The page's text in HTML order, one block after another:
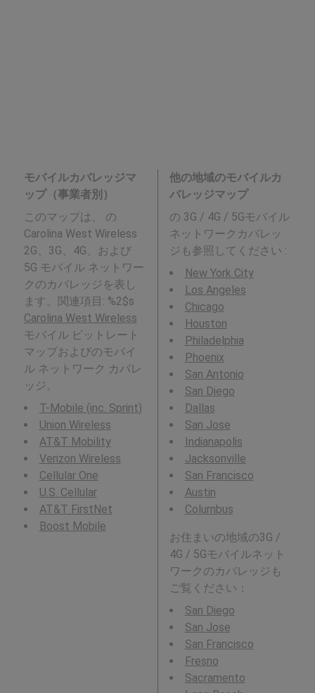
モバイルカバレッジマ
ップ（事業者別）
このマップは、 の
Carolina West Wireless
2G、3G、4G、および
5G モバイル ネットワー
クのカバレッジを表し
ます。関連項目: %2$s
Carolina West Wireless
モバイル ビットレート
マップおよびのモバイ
ル ネットワーク カバレ
ッジ。
T-Mobile (inc. Sprint)
Union Wireless
AT&T Mobility
Verizon Wireless
Cellular One
U.S. Cellular
AT&T FirstNet
Boost Mobile
他の地域のモバイルカ
バレッジマップ
の 3G / 4G / 5Gモバイル
ネットワークカバレッ
ジも参照してください :
New York City
Los Angeles
Chicago
Houston
Philadelphia
Phoenix
San Antonio
San Diego
Dallas
San Jose
Indianapolis
Jacksonville
San Francisco
Austin
Columbus
お住まいの地域の3G /
4G / 5Gモバイルネット
ワークのカバレッジも
ご覧ください：
San Diego
San Jose
San Francisco
Fresno
Sacramento